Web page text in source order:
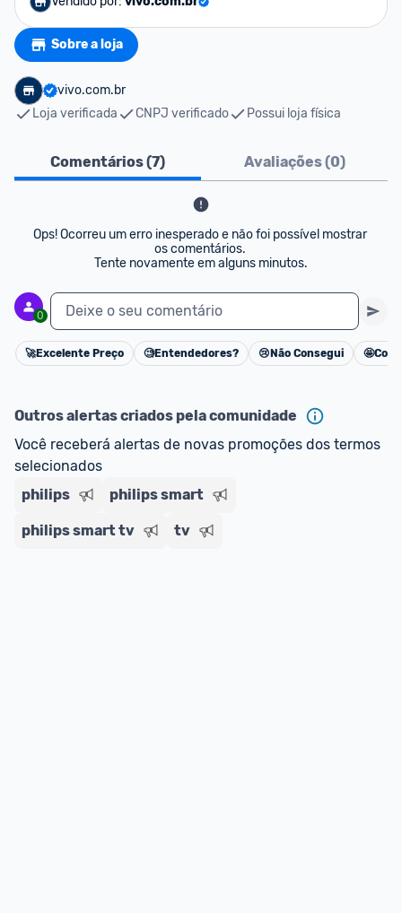
Sobre a loja
vivo.com.br
Loja verificada
CNPJ verificado Possui loja física
Comentários (7) Avaliações (0)
Ops! Ocorreu um erro inesperado e não foi possível mostrar
os comentários.
Tente novamente em alguns minutos.
0 Deixe o seu comentário
Cancelar
🚀Excelente Preço 🧐Entendedores? 😢 Não Consegui 🤩
Outros alertas criados pela comunidade
Você receberá alertas de novas promoções dos termos
selecionados
philips
philips smart
philips smart tv tv